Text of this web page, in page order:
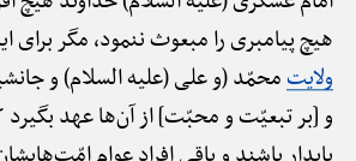
هیچ پیامبری را مبعوث ننمود، مگر برای
ولایتمحمّد (و علی (علیه السلام) و
و [بر تبعیّت و محبّت] از آن‌ها عهد بگیرد